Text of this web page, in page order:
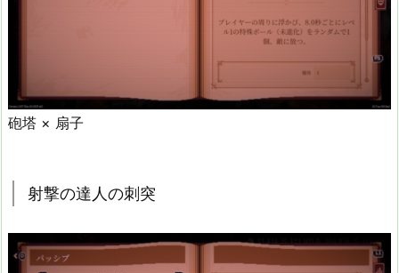
砲塔 × 扇子
射撃の達人の刺突